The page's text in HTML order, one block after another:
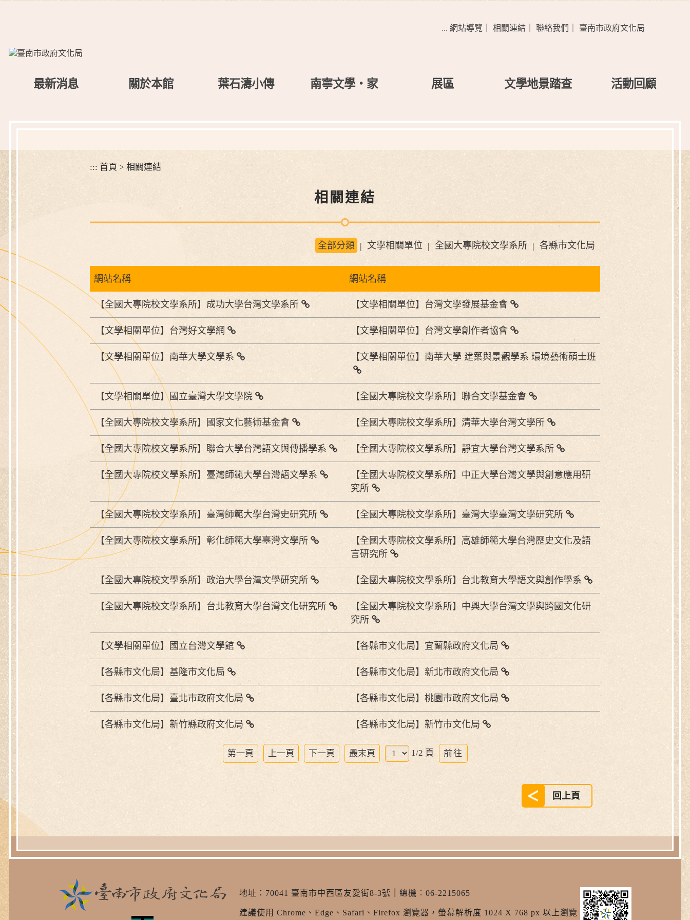
::: 網站導覽 相關連結 聯絡我們 臺南市政府文化局
最新消息 關於本館 葉石濤小傳 南寧文學‧家 展區 文學地景踏查 活動回顧
::: 首頁 > 相關連結
相關連結
全部分類 | 文學相關單位 | 全國大專院校文學系所 | 各縣市文化局
網站名稱 網站名稱
【全國大專院校文學系所】成功大學台灣文學系所 【文學相關單位】台灣文學發展基金會
【文學相關單位】台灣好文學網 【文學相關單位】台灣文學創作者協會
【文學相關單位】南華大學文學系 【文學相關單位】南華大學 建築與景觀學系 環境藝術碩士班
【文學相關單位】國立臺灣大學文學院 【全國大專院校文學系所】聯合文學基金會
【全國大專院校文學系所】國家文化藝術基金會 【全國大專院校文學系所】清華大學台灣文學所
【全國大專院校文學系所】聯合大學台灣語文與傳播學系 【全國大專院校文學系所】靜宜大學台灣文學系所
【全國大專院校文學系所】臺灣師範大學台灣語文學系
【全國大專院校文學系所】中正大學台灣文學與創意應用研
究所
【全國大專院校文學系所】臺灣師範大學台灣史研究所 【全國大專院校文學系所】臺灣大學臺灣文學研究所
【全國大專院校文學系所】彰化師範大學臺灣文學所
【全國大專院校文學系所】高雄師範大學台灣歷史文化及語
言研究所
【全國大專院校文學系所】政治大學台灣文學研究所 【全國大專院校文學系所】台北教育大學語文與創作學系
【全國大專院校文學系所】台北教育大學台灣文化研究所
【全國大專院校文學系所】中興大學台灣文學與跨國文化研
究所
【文學相關單位】國立台灣文學館 【各縣市文化局】宜蘭縣政府文化局
【各縣市文化局】基隆市文化局 【各縣市文化局】新北市政府文化局
【各縣市文化局】臺北市政府文化局 【各縣市文化局】桃園市政府文化局
【各縣市文化局】新竹縣政府文化局 【各縣市文化局】新竹市文化局
第一頁 上一頁 下一頁 最末頁 1/2 頁
前
往
回上頁
地址： 70041 臺南市中西區友愛街8-3號 總機︰06-2215065
建議使用 Chrome、Edge、Safari、Firefox 瀏覽器，螢幕解析度 1024 X 768 px 以上瀏覽